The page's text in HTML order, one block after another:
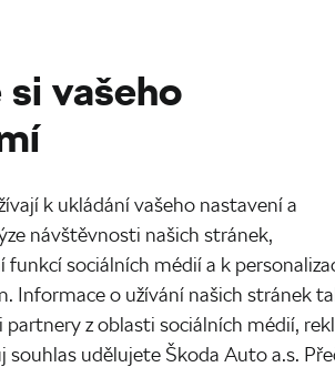
si vašeho
k ukládání vašeho nastavení a
návštěvnosti našich stránek,
funkcí sociálních médií a k
Informace o užívání našich stránek
partnery z oblasti sociálních médií,
souhlas udělujete Škoda Auto a.s.